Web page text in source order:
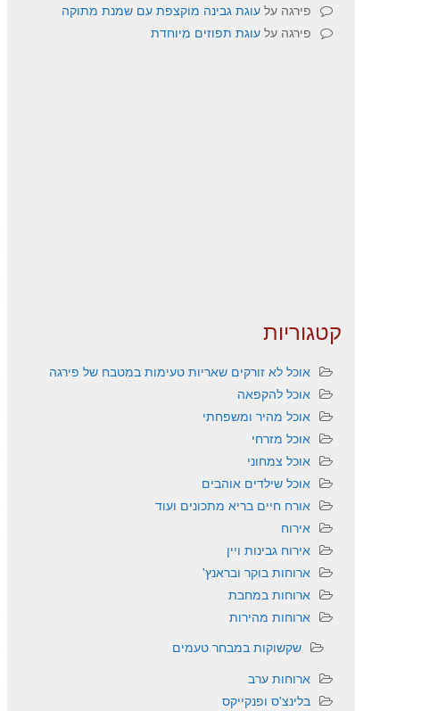
פירגה על עוגת גבינה מוקצפת עם שמנת מתוקה
פירגה על עוגת תפוזים מיוחדת
קטגוריות
אוכל לא זורקים שאריות טעימות במטבח של פירגה
אוכל להקפאה
אוכל מהיר ומשפחתי
אוכל מזרחי
אוכל צמחוני
אוכל שילדים אוהבים
אורח חיים בריא מתכונים ועוד
אירוח
אירוח גבינות ויין
ארוחות בוקר ובראנץ'
ארוחות במחבת
ארוחות מהירות
שקשוקות במבחר טעמים
ארוחות ערב
בלינצ'ס ופנקייקס